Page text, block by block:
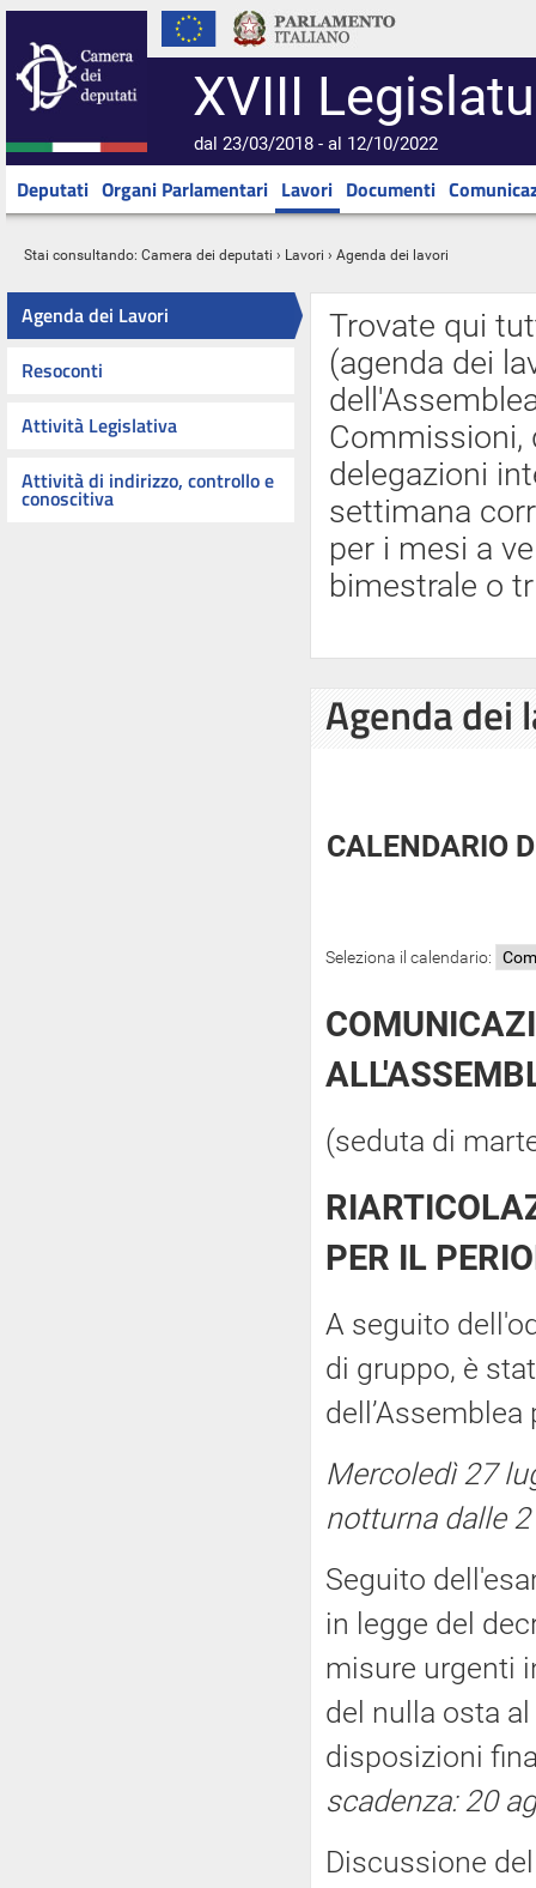
XVIII
dal 23/03/2018 - al 12/10/2022
Deputati Organi Parlamentari Lavori Documenti
Stai consultando: Camera dei deputati › Lavori › Agenda dei lavori
Agenda dei Lavori
Resoconti
Attività Legislativa
Attività di indirizzo, controllo e
conoscitiva
Trovate qui
(agenda dei
Commissioni,
delegazioni
settimana
per i mesi a
bimestrale o
Agenda dei
CALENDARIO
Seleziona il calendario:
(seduta di
PER IL
A seguito
di gruppo, è
Mercoledì 27
notturna dalle
Seguito
in legge del
misure urgenti
del nulla osta
disposizioni
scadenza: 20
Discussione